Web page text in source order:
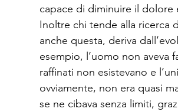
capace di diminuire il dolore
Inoltre chi tende alla ricerca
anche questa, deriva
esempio, l’uomo non aveva
raffinati non esistevano e
ovviamente, non era quasi
se ne cibava senza limiti,